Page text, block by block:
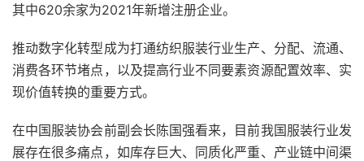
其中620余家为2021年新增注册企业。
推动数字化转型成为打通纺织服装行业生产、分配、流通、
消费各环节堵点，以及提高行业不同要素资源配置效率、实
现价值转换的重要方式。
在中国服装协会前副会长陈国强看来，目前我国服装行业发
展存在很多痛点，如库存巨大、同质化严重、产业链中间渠